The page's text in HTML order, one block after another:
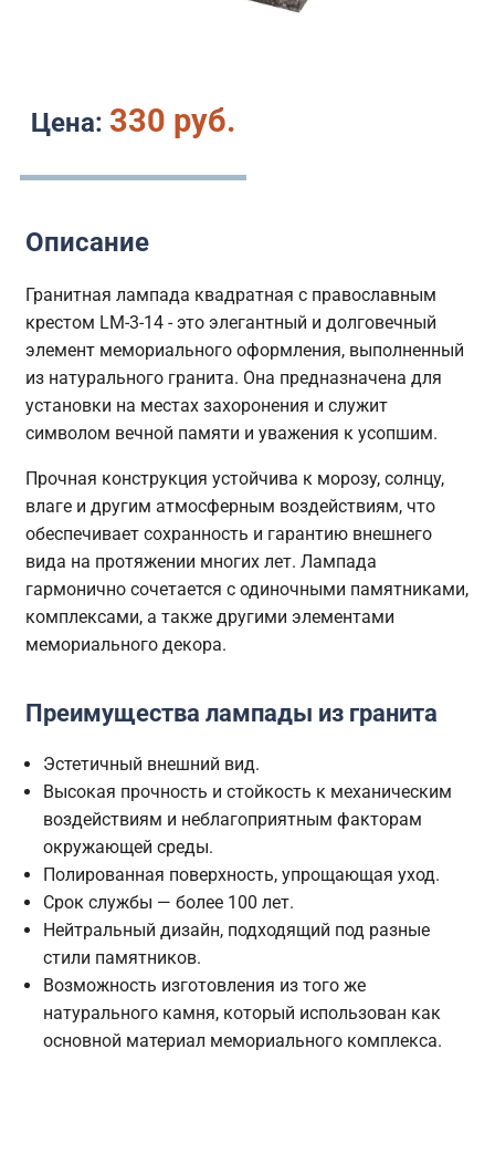
Цена: 330 руб.
Описание
Гранитная лампада квадратная с православным
крестом LM-3-14 - это элегантный и долговечный
элемент мемориального оформления, выполненный
из натурального гранита. Она предназначена для
установки на местах захоронения и служит
символом вечной памяти и уважения к усопшим.
Прочная конструкция устойчива к морозу, солнцу,
влаге и другим атмосферным воздействиям, что
обеспечивает сохранность и гарантию внешнего
вида на протяжении многих лет. Лампада
гармонично сочетается с одиночными памятниками,
комплексами, а также другими элементами
мемориального декора.
Преимущества лампады из гранита
Эстетичный внешний вид.
Высокая прочность и стойкость к механическим
воздействиям и неблагоприятным факторам
окружающей среды.
Полированная поверхность, упрощающая уход.
Срок службы — более 100 лет.
Нейтральный дизайн, подходящий под разные
стили памятников.
Возможность изготовления из того же
натурального камня, который использован как
основной материал мемориального комплекса.